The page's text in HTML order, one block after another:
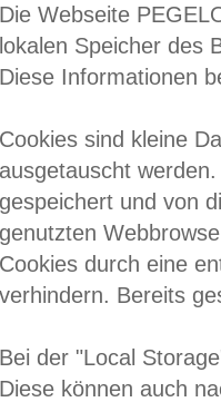
Die Webseite
lokalen Speicher des
Diese Informationen
Cookies sind kleine
ausgetauscht
gespeichert und von
genutzten
Cookies durch eine
verhindern. Bereits
Bei der "Local
Diese können auch